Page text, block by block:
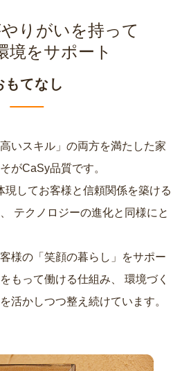
りがいを持って
境をサポート
もてなし
いスキル」の両方を満たした家
がCaSy品質です。
してお客様と信頼関係を築ける
様の「笑顔の暮らし」をサポー
もって働ける仕組み、
活かしつつ整え続けています。